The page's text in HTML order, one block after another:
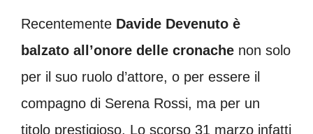
Recentemente Davide Devenuto è
balzato all’onore delle cronache non solo
per il suo ruolo d’attore, o per essere il
compagno di Serena Rossi, ma per un
titolo prestigioso. Lo scorso 31 marzo infatti